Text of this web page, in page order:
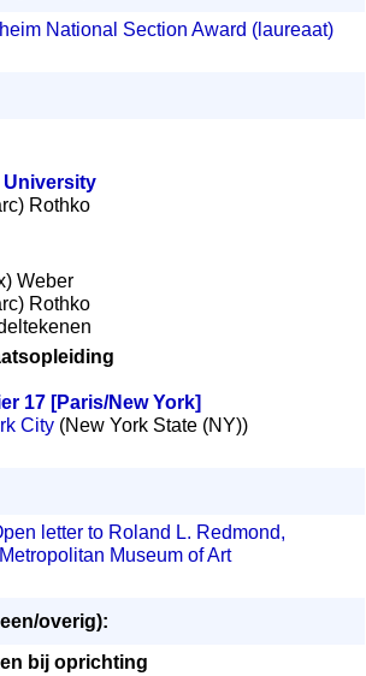
National Section Award (laureaat)
University
Rothko
Weber
Rothko
17 [Paris/New York]
City (New York State (NY))
letter to Roland L. Redmond,
Museum of Art
overig):
bij oprichting